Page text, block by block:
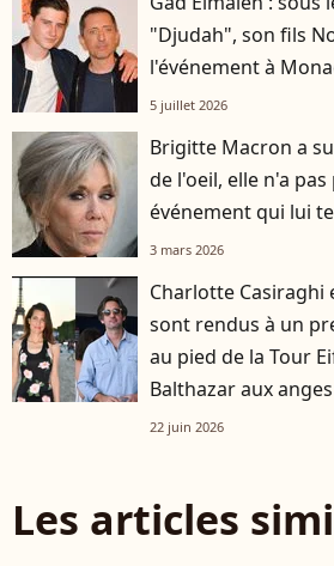
"Djudah", son fils
l'événement à
5 juillet 2026
Brigitte Macron a
de l'oeil, elle n'a
événement qui lui
3 mars 2026
Charlotte Casiraghi
sont rendus à un
au pied de la Tour
Balthazar aux anges
22 juin 2026
Les articles